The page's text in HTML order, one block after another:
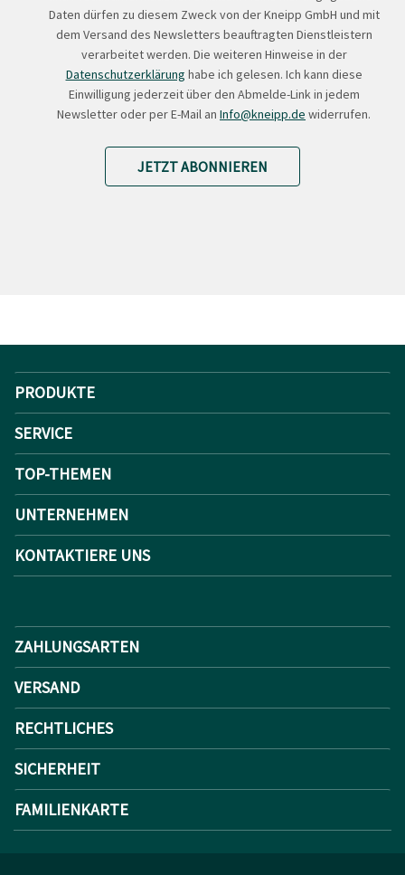
Daten dürfen zu diesem Zweck von der Kneipp GmbH und mit
dem Versand des Newsletters beauftragten Dienstleistern
verarbeitet werden. Die weiteren Hinweise in der
Datenschutzerklärung habe ich gelesen. Ich kann diese
Einwilligung jederzeit über den Abmelde-Link in jedem
Newsletter oder per E-Mail an Info@kneipp.de widerrufen.
JETZT ABONNIEREN
PRODUKTE
SERVICE
TOP-THEMEN
UNTERNEHMEN
KONTAKTIERE UNS
ZAHLUNGSARTEN
VERSAND
RECHTLICHES
SICHERHEIT
FAMILIENKARTE